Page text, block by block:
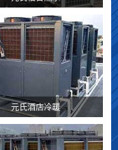
元氏酒店冷暖